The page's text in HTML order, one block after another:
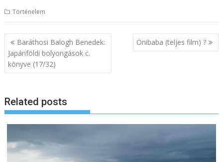
Történelem
B
e
g
y
s
Baráthosi Balogh Benedek:
Japánföldi bolyongások c.
könyve (17/32)
Onibaba (teljes film) ?
Related posts